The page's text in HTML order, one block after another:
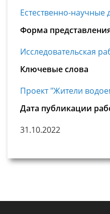
Естественно-научные
Форма
Исследовательская
Ключевые слова
Проект "Жители
Дата публикации
31.10.2022